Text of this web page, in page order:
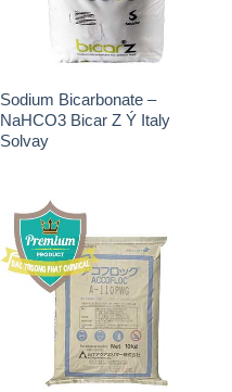
Sodium Bicarbonate –
NaHCO3 Bicar Z Ý Italy
Solvay